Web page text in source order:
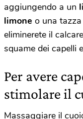
aggiungendo a un
limone o una
eliminerete il
squame dei capelli
Per avere
stimolare il
Massaggiare il